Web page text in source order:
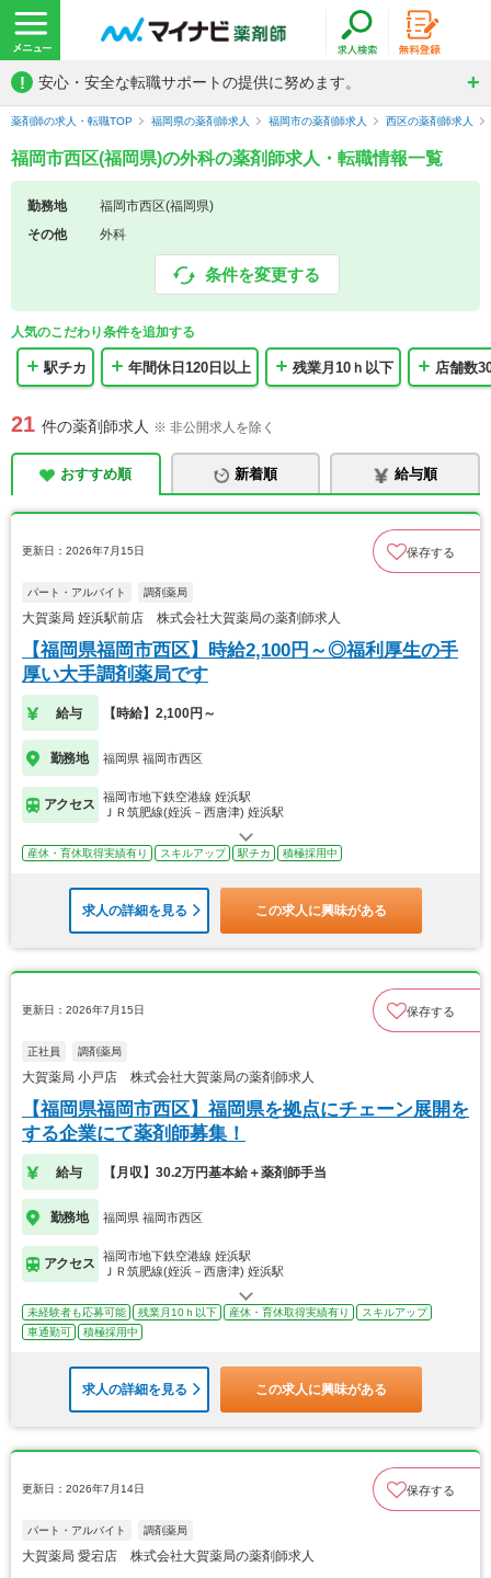
! 安心・安全な転職サポートの提供に努めます。
薬剤師の求人・転職TOP 福岡県の薬剤師求人 福岡市の薬剤師求人 西区の薬剤師求人
福岡市西区(福岡県)の外科の薬剤師求人・転職情報一覧
勤務地
福岡市西区(福岡県)
その他
外科
条件を変更する
人気のこだわり条件を追加する
駅チカ 年間休日120日以上 残業月10ｈ以下 店舗数
21 件の薬剤師求人 ※ 非公開求人を除く
おすすめ順 新着順 給与順
更新日：2026年7月15日 保存する
パート・アルバイト 調剤薬局
大賀薬局 姪浜駅前店 株式会社大賀薬局の薬剤師求人
【福岡県福岡市西区】時給2,100円～◎福利厚生の手
厚い大手調剤薬局です
給与 【時給】2,100円～
勤務地 福岡県 福岡市西区
アクセス
福岡市地下鉄空港線 姪浜駅
ＪＲ筑肥線(姪浜－西唐津) 姪浜駅
産休・育休取得実績有り スキルアップ 駅チカ 積極採用中
求人の詳細を見る この求人に興味がある
更新日：2026年7月15日 保存する
正社員 調剤薬局
大賀薬局 小戸店 株式会社大賀薬局の薬剤師求人
【福岡県福岡市西区】福岡県を拠点にチェーン展開を
する企業にて薬剤師募集！
給与 【月収】30.2万円基本給＋薬剤師手当
勤務地 福岡県 福岡市西区
アクセス
福岡市地下鉄空港線 姪浜駅
ＪＲ筑肥線(姪浜－西唐津) 姪浜駅
未経験者も応募可能 残業月10ｈ以下 産休・育休取得実績有り
スキルアップ
車通勤可
積極採用中
求人の詳細を見る この求人に興味がある
更新日：2026年7月14日 保存する
パート・アルバイト 調剤薬局
大賀薬局 愛宕店 株式会社大賀薬局の薬剤師求人